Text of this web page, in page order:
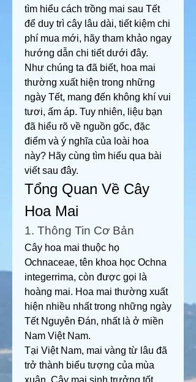
tìm hiểu cách trồng mai sau Tết
để duy trì cây lâu dài, tiết kiệm chi
phí mua mới, hãy tham khảo ngay
hướng dẫn chi tiết dưới đây.
Như chúng ta đã biết, hoa mai
thường xuất hiện trong những
ngày Tết, mang đến không khí vui
tươi, ấm áp. Tuy nhiên, liệu bạn
đã hiểu rõ về nguồn gốc, đặc
điểm và ý nghĩa của loài hoa
này? Hãy cùng tìm hiểu qua bài
viết sau đây.
Tổng Quan Về Cây
Hoa Mai
1. Thông Tin Cơ Bản
Cây hoa mai thuộc họ
Ochnaceae, tên khoa học Ochna
integerrima, còn được gọi là
hoàng mai. Hoa mai thường xuất
hiện nhiều nhất trong những ngày
Tết Nguyên Đán, nhất là ở miền
Nam Việt Nam.
Tại Việt Nam, mai vàng từ lâu đã
trở thành biểu tượng của mùa
xuân. Cây mai sinh trưởng tốt